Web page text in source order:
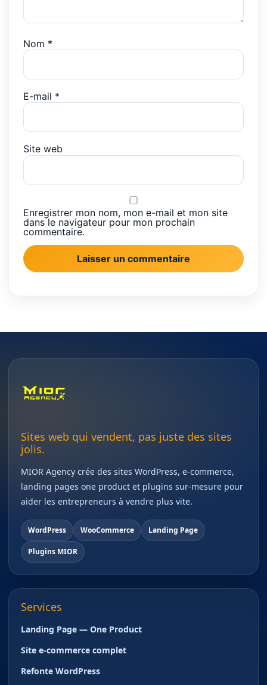
Nom *
E-mail *
Site web
Enregistrer mon nom, mon e-mail et mon site
dans le navigateur pour mon prochain
commentaire.
Sites web qui vendent, pas juste des sites
jolis.
MIOR Agency crée des sites WordPress, e-commerce,
landing pages one product et plugins sur-mesure pour
aider les entrepreneurs à vendre plus vite.
WordPress WooCommerce Landing Page
Plugins MIOR
Services
Landing Page — One Product
Site e-commerce complet
Refonte WordPress